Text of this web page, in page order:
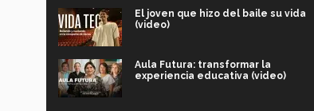
El joven que hizo del baile su vida
(video)
Aula Futura: transformar la
experiencia educativa (video)